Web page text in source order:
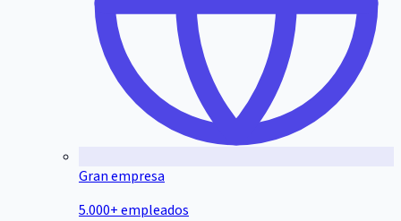
Gran empresa
5.000+ empleados